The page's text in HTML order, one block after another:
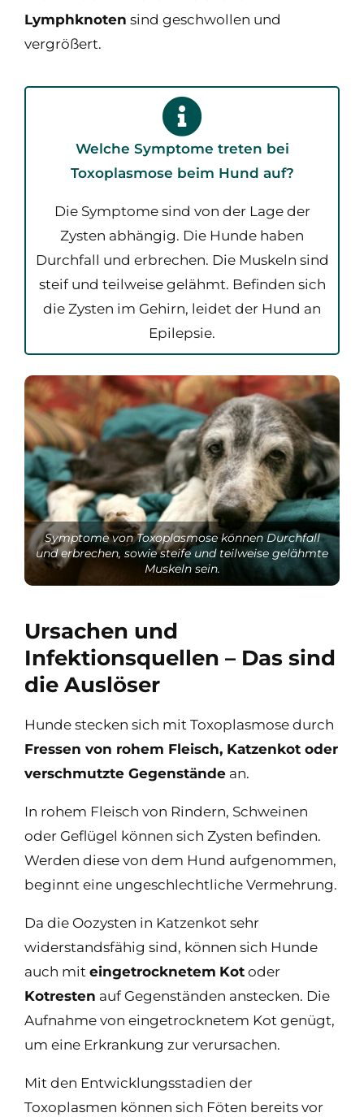
Lymphknoten sind geschwollen und
vergrößert.
Welche Symptome treten bei
Toxoplasmose beim Hund auf?
Die Symptome sind von der Lage der
Zysten abhängig. Die Hunde haben
Durchfall und erbrechen. Die Muskeln sind
steif und teilweise gelähmt. Befinden sich
die Zysten im Gehirn, leidet der Hund an
Epilepsie.
Symptome von Toxoplasmose können Durchfall
und erbrechen, sowie steife und teilweise gelähmte
Muskeln sein.
Ursachen und
Infektionsquellen – Das sind
die Auslöser
Hunde stecken sich mit Toxoplasmose durch
Fressen von rohem Fleisch, Katzenkot oder
verschmutzte Gegenstände an.
In rohem Fleisch von Rindern, Schweinen
oder Geflügel können sich Zysten befinden.
Werden diese von dem Hund aufgenommen,
beginnt eine ungeschlechtliche Vermehrung.
Da die Oozysten in Katzenkot sehr
widerstandsfähig sind, können sich Hunde
auch mit eingetrocknetem Kot oder
Kotresten auf Gegenständen anstecken. Die
Aufnahme von eingetrocknetem Kot genügt,
um eine Erkrankung zur verursachen.
Mit den Entwicklungsstadien der
Toxoplasmen können sich Föten bereits vor